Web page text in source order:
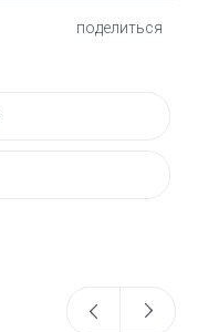
поделиться